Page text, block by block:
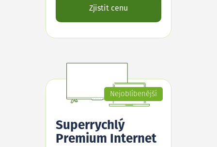
Zjistit cenu
Nejoblíbenější
Superrychlý
Premium Internet